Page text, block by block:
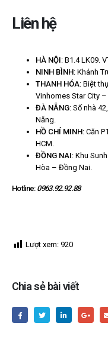
Liên hệ
HÀ NỘI: B1.4 LK09.
NINH BÌNH: Khánh
THANH HÓA: Biệt
Vinhomes Star City –
ĐÀ NẴNG: Số nhà
Nẵng.
HỒ CHÍ MINH: Căn
HCM.
ĐỒNG NAI: Khu
Hòa – Đồng Nai.
Hotline: 0963.92.92.88
Lượt xem: 920
Chia sẻ bài viết